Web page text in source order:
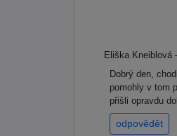
Eliška Kneiblová
Dobrý den,
pomohly v tom
přišli opravdu
odpovědět